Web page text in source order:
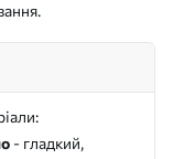
- гладкий,